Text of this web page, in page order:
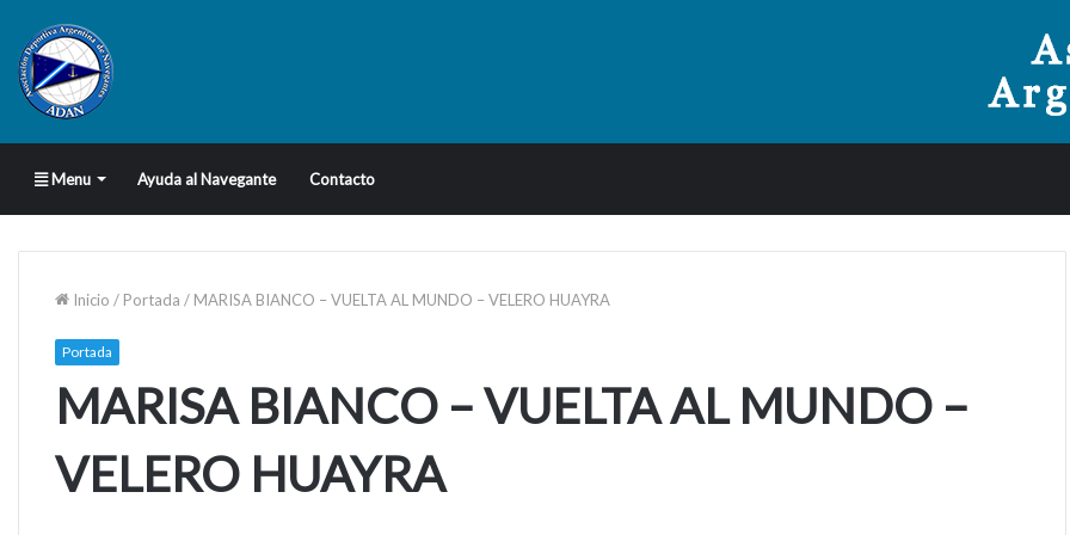
Menu Ayuda al Navegante Contacto
Inicio / Portada / MARISA BIANCO – VUELTA AL MUNDO – VELERO HUAYRA
Portada
MARISA BIANCO – VUELTA AL MUNDO –
VELERO HUAYRA